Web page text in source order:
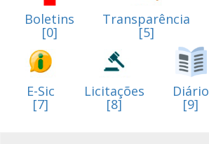
Boletins
[0]
Transparência
[5]
E-Sic
[7]
Licitações
[8]
Diário
[9]